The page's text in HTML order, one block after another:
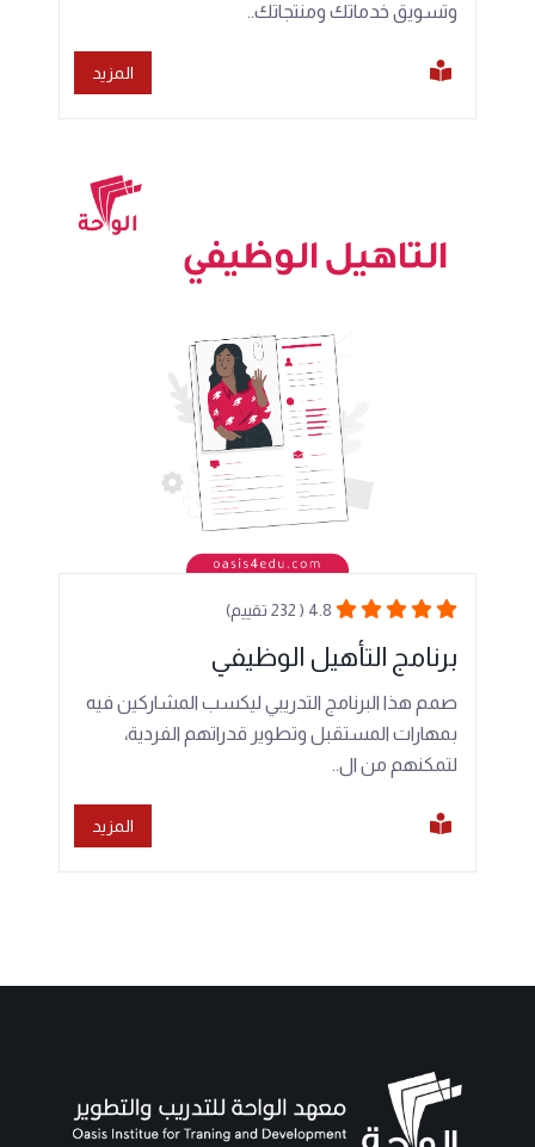
وتسويق خدماتك ومنتجاتك..
المزيد
4.8 ( 232 تقييم)
برنامج التأهيل الوظيفي
صمم هذا البرنامج التدريبي ليكسب المشاركين فيه
بمهارات المستقبل وتطوير قدراتهم الفردية،
لتمكنهم من ال..
المزيد